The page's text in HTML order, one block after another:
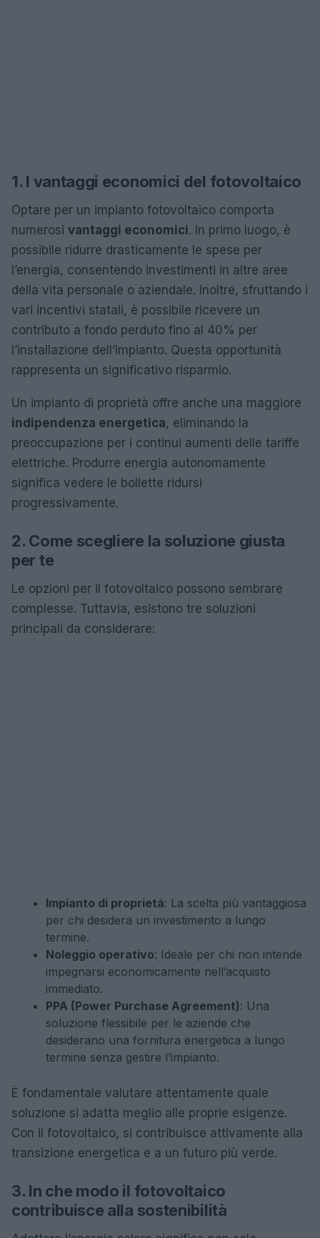
1. I vantaggi economici del fotovoltaico
Optare per un impianto fotovoltaico comporta
numerosi vantaggi economici. In primo luogo, è
possibile ridurre drasticamente le spese per
l’energia, consentendo investimenti in altre aree
della vita personale o aziendale. Inoltre, sfruttando i
vari incentivi statali, è possibile ricevere un
contributo a fondo perduto fino al 40% per
l’installazione dell’impianto. Questa opportunità
rappresenta un significativo risparmio.
Un impianto di proprietà offre anche una maggiore
indipendenza energetica, eliminando la
preoccupazione per i continui aumenti delle tariffe
elettriche. Produrre energia autonomamente
significa vedere le bollette ridursi
progressivamente.
2. Come scegliere la soluzione giusta
per te
Le opzioni per il fotovoltaico possono sembrare
complesse. Tuttavia, esistono tre soluzioni
principali da considerare:
Impianto di proprietà: La scelta più vantaggiosa
per chi desidera un investimento a lungo
termine.
Noleggio operativo: Ideale per chi non intende
impegnarsi economicamente nell’acquisto
immediato.
PPA (Power Purchase Agreement): Una
soluzione flessibile per le aziende che
desiderano una fornitura energetica a lungo
termine senza gestire l’impianto.
È fondamentale valutare attentamente quale
soluzione si adatta meglio alle proprie esigenze.
Con il fotovoltaico, si contribuisce attivamente alla
transizione energetica e a un futuro più verde.
3. In che modo il fotovoltaico
contribuisce alla sostenibilità